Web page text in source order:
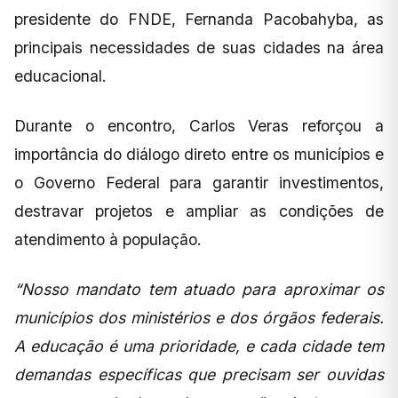
presidente do FNDE, Fernanda Pacobahyba, as
principais necessidades de suas cidades na área
educacional.
Durante o encontro, Carlos Veras reforçou a
importância do diálogo direto entre os municípios e
o Governo Federal para garantir investimentos,
destravar projetos e ampliar as condições de
atendimento à população.
“Nosso mandato tem atuado para aproximar os
municípios dos ministérios e dos órgãos federais.
A educação é uma prioridade, e cada cidade tem
demandas específicas que precisam ser ouvidas